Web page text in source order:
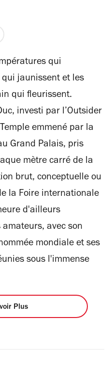
qui
jaunissent et les
qui fleurissent.
investi par l’Outsider
emmené par la
Grand Palais, pris
mètre carré de la
brut, conceptuelle ou
la Foire internationale
d'ailleurs
avec son
mondiale et ses
sous l'immense
Plus